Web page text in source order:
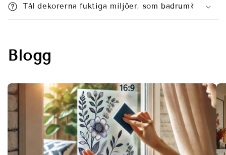
Tål dekorerna fuktiga miljöer, som badrum?
Blogg